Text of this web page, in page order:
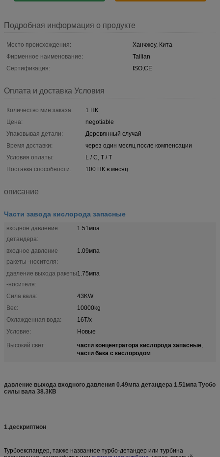
Подробная информация о продукте
Место происхождения:
Ханчжоу, Кита
Фирменное наименование:
Tailian
Сертификация:
ISO,CE
Оплата и доставка Условия
Количество мин заказа:
1 ПК
Цена:
negotiable
Упаковывая детали:
Деревянный случай
Время доставки:
через один месяц после компенсации
Условия оплаты:
L / C, T / T
Поставка способности:
100 ПК в месяц
описание
Части завода кислорода запасные
входное давление
детандера:
1.51мпа
входное давление
ракеты -носителя:
1.09мпа
давление выхода ракеты
-носителя:
1.75мпа
Сила вала:
43KW
Вес:
10000kg
Охлажденная вода:
16Т/х
Условие:
Новые
Высокий свет:
части концентратора кислорода запасные,
части бака с кислородом
давление выхода входного давления 0.49мпа детандера 1.51мпа Туобо
силы вала 38.3КВ
1.дескриптион
Турбоекспандер, также названное турбо-детандер или турбина